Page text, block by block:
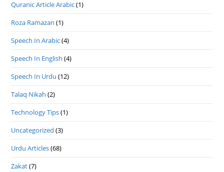
Quranic Article Arabic(1)
Roza Ramazan (1)
Speech In Arabic(4)
Speech In English (4)
Speech In Urdu (12)
Talaq Nikah (2)
Technology Tips(1)
Uncategorized (3)
Urdu Articles(68)
Zakat(7)